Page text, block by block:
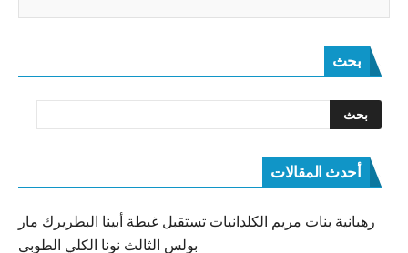
بحث
أحدث المقالات
رهبانية بنات مريم الكلدانيات تستقبل غبطة أبينا البطريرك مار
بولس الثالث نونا الكلي الطوبى